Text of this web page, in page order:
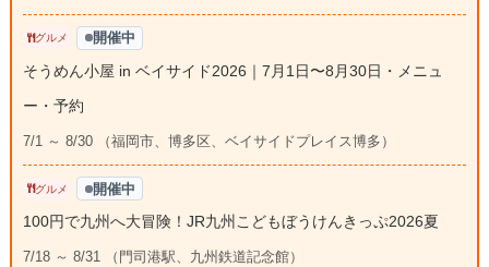
グルメ 開催中
そうめん小屋 in ベイサイド2026｜7月1日〜8月30日・メニュ
ー・予約
7/1 ～ 8/30 （福岡市、博多区、ベイサイドプレイス博多）
グルメ 開催中
100円で九州へ大冒険！JR九州こどもぼうけんきっぷ2026夏
7/18 ～ 8/31 （門司港駅、九州鉄道記念館）